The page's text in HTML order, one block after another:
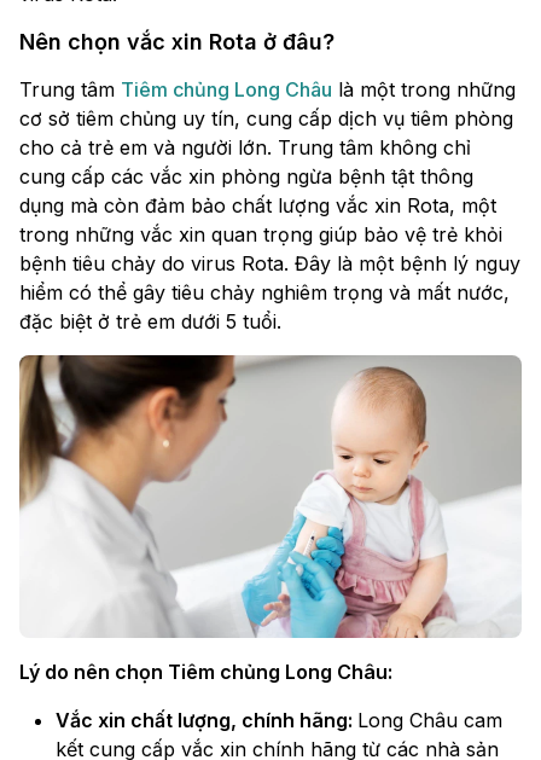
Nên chọn vắc xin Rota ở đâu?
Trung tâm Tiêm chủng Long Châu là một trong những
cơ sở tiêm chủng uy tín, cung cấp dịch vụ tiêm phòng
cho cả trẻ em và người lớn. Trung tâm không chỉ
cung cấp các vắc xin phòng ngừa bệnh tật thông
dụng mà còn đảm bảo chất lượng vắc xin Rota, một
trong những vắc xin quan trọng giúp bảo vệ trẻ khỏi
bệnh tiêu chảy do virus Rota. Đây là một bệnh lý nguy
hiểm có thể gây tiêu chảy nghiêm trọng và mất nước,
đặc biệt ở trẻ em dưới 5 tuổi.
Lý do nên chọn Tiêm chủng Long Châu:
Vắc xin chất lượng, chính hãng: Long Châu cam
kết cung cấp vắc xin chính hãng từ các nhà sản